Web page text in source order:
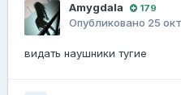
Amygdala 179
Опубликовано 25
видать наушники тугие